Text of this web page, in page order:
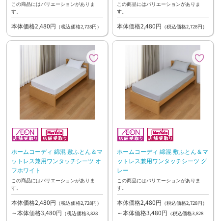
この商品にはバリエーションがありま
す。
本体価格2,480円 （税込価格2,728円）
この商品にはバリエーションがありま
す。
本体価格2,480円 （税込価格2,728円）
ホームコーディ 綿混 敷ふとん＆マ
ットレス兼用ワンタッチシーツ オ
フホワイト
この商品にはバリエーションがありま
す。
本体価格2,480円 （税込価格2,728円）
～本体価格3,480円 （税込価格3,828
ホームコーディ 綿混 敷ふとん＆マ
ットレス兼用ワンタッチシーツ グ
レー
この商品にはバリエーションがありま
す。
本体価格2,480円 （税込価格2,728円）
～本体価格3,480円 （税込価格3,828